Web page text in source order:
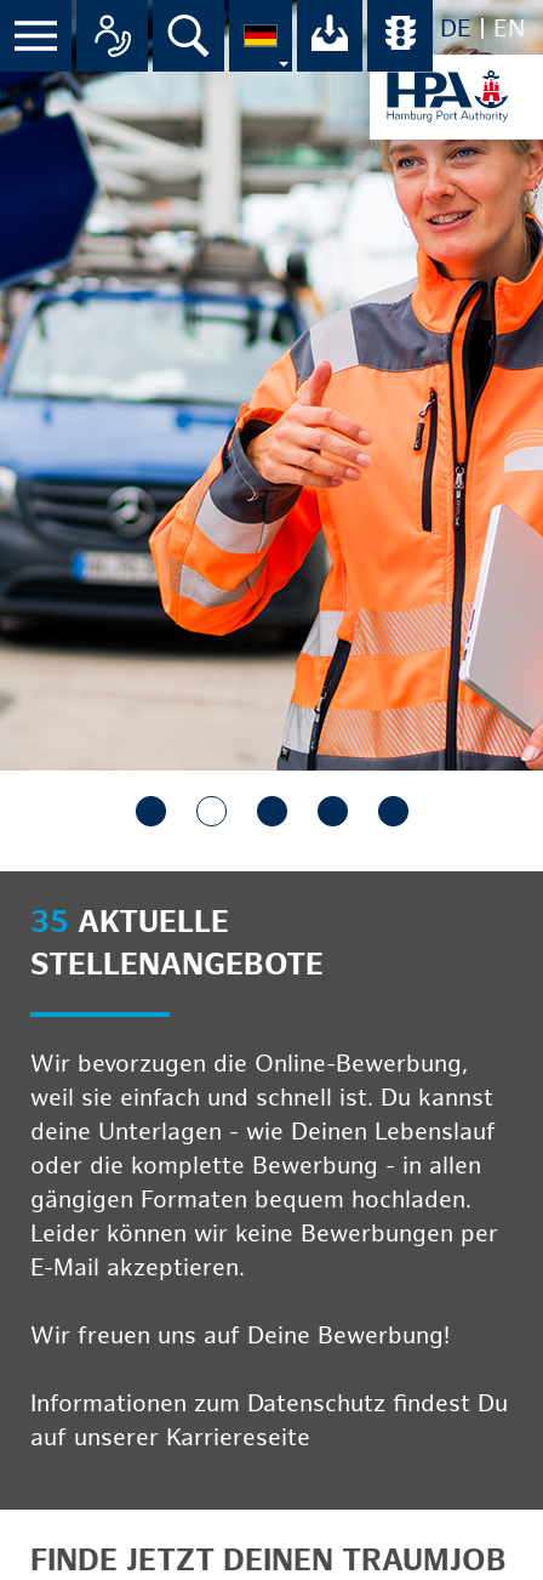
DE EN
Suche Ihr Download-
35 AKTUELLE
STELLENANGEBOTE
Wir bevorzugen die Online-Bewerbung,
weil sie einfach und schnell ist. Du kannst
deine Unterlagen - wie Deinen Lebenslauf
oder die komplette Bewerbung - in allen
gängigen Formaten bequem hochladen.
Leider können wir keine Bewerbungen per
E-Mail akzeptieren.
Wir freuen uns auf Deine Bewerbung!
Informationen zum Datenschutz findest Du
auf unserer Karriereseite
FINDE JETZT DEINEN TRAUMJOB